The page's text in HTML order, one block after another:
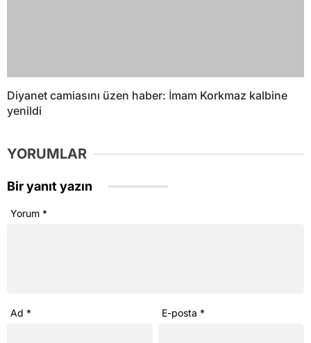
Diyanet camiasını üzen haber: İmam Korkmaz kalbine
yenildi
YORUMLAR
Bir yanıt yazın
Yorum *
Ad * E-posta *